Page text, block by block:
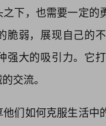
下，也需要一定
脆弱，展现自己的
强大的吸引力。它
交流。
们如何克服生活